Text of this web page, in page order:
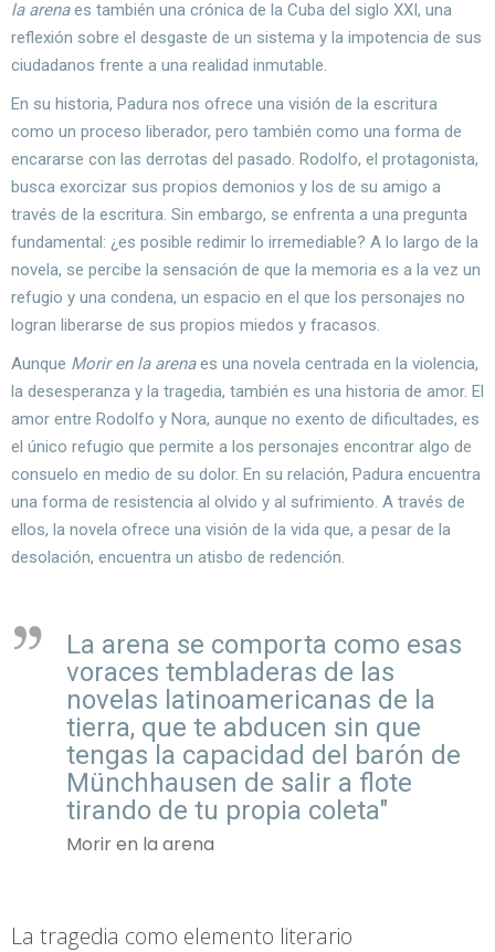
la arenaes también una crónica de la Cuba del siglo XXI, una
reflexión sobre el desgaste de un sistema y la impotencia de sus
ciudadanos frente a una realidad inmutable.
En su historia, Padura nos ofrece una visión de la escritura
como un proceso liberador, pero también como una forma de
encararse con las derrotas del pasado. Rodolfo, el protagonista,
busca exorcizar sus propios demonios y los de su amigo a
través de la escritura. Sin embargo, se enfrenta a una pregunta
fundamental: ¿es posible redimir lo irremediable? A lo largo de la
novela, se percibe la sensación de que la memoria es a la vez un
refugio y una condena, un espacio en el que los personajes no
logran liberarse de sus propios miedos y fracasos.
Aunque Morir en la arenaes una novela centrada en la violencia,
la desesperanza y la tragedia, también es una historia de amor. El
amor entre Rodolfo y Nora, aunque no exento de dificultades, es
el único refugio que permite a los personajes encontrar algo de
consuelo en medio de su dolor. En su relación, Padura encuentra
una forma de resistencia al olvido y al sufrimiento. A través de
ellos, la novela ofrece una visión de la vida que, a pesar de la
desolación, encuentra un atisbo de redención.
La arena se comporta como esas
voraces tembladeras de las
novelas latinoamericanas de la
tierra, que te abducen sin que
tengas la capacidad del barón de
Münchhausen de salir a flote
tirando de tu propia coleta"
Morir en la arena
La tragedia como elemento literario